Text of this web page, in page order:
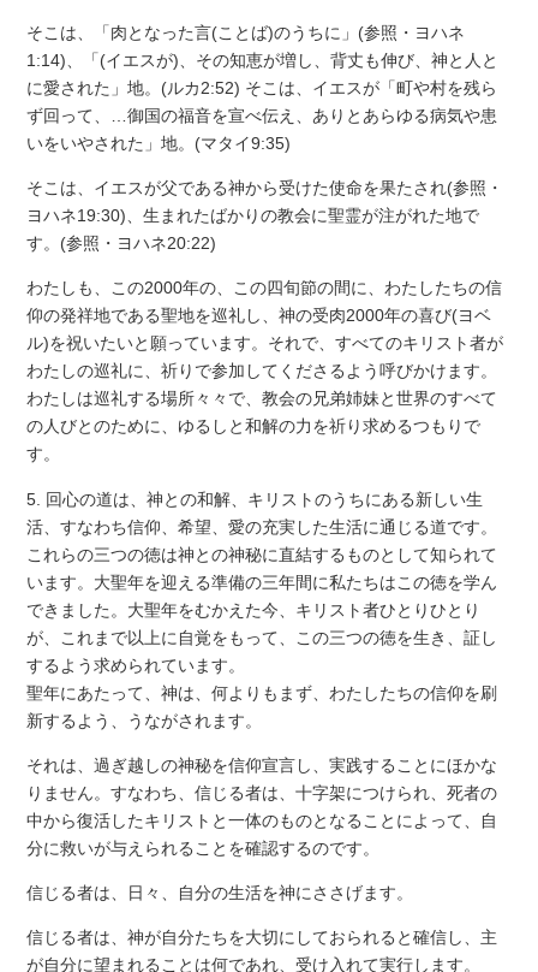
そこは、「肉となった言(ことば)のうちに」(参照・ヨハネ
1:14)、「(イエスが)、その知恵が増し、背丈も伸び、神と人と
に愛された」地。(ルカ2:52) そこは、イエスが「町や村を残ら
ず回って、…御国の福音を宣べ伝え、ありとあらゆる病気や患
いをいやされた」地。(マタイ9:35)
そこは、イエスが父である神から受けた使命を果たされ(参照・
ヨハネ19:30)、生まれたばかりの教会に聖霊が注がれた地で
す。(参照・ヨハネ20:22)
わたしも、この2000年の、この四旬節の間に、わたしたちの信
仰の発祥地である聖地を巡礼し、神の受肉2000年の喜び(ヨベ
ル)を祝いたいと願っています。それで、すべてのキリスト者が
わたしの巡礼に、祈りで参加してくださるよう呼びかけます。
わたしは巡礼する場所々々で、教会の兄弟姉妹と世界のすべて
の人びとのために、ゆるしと和解の力を祈り求めるつもりで
す。
5. 回心の道は、神との和解、キリストのうちにある新しい生
活、すなわち信仰、希望、愛の充実した生活に通じる道です。
これらの三つの徳は神との神秘に直結するものとして知られて
います。大聖年を迎える準備の三年間に私たちはこの徳を学ん
できました。大聖年をむかえた今、キリスト者ひとりひとり
が、これまで以上に自覚をもって、この三つの徳を生き、証し
するよう求められています。
聖年にあたって、神は、何よりもまず、わたしたちの信仰を刷
新するよう、うながされます。
それは、過ぎ越しの神秘を信仰宣言し、実践することにほかな
りません。すなわち、信じる者は、十字架につけられ、死者の
中から復活したキリストと一体のものとなることによって、自
分に救いが与えられることを確認するのです。
信じる者は、日々、自分の生活を神にささげます。
信じる者は、神が自分たちを大切にしておられると確信し、主
が自分に望まれることは何であれ、受け入れて実行します。